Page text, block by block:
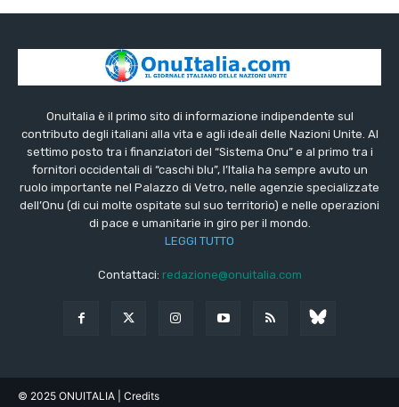
OnuItalia è il primo sito di informazione indipendente sul
contributo degli italiani alla vita e agli ideali delle Nazioni Unite. Al
settimo posto tra i finanziatori del “Sistema Onu” e al primo tra i
fornitori occidentali di “caschi blu”, l’Italia ha sempre avuto un
ruolo importante nel Palazzo di Vetro, nelle agenzie specializzate
dell’Onu (di cui molte ospitate sul suo territorio) e nelle operazioni
di pace e umanitarie in giro per il mondo.
LEGGI TUTTO
Contattaci: redazione@onuitalia.com
© 2025 ONUITALIA | Credits